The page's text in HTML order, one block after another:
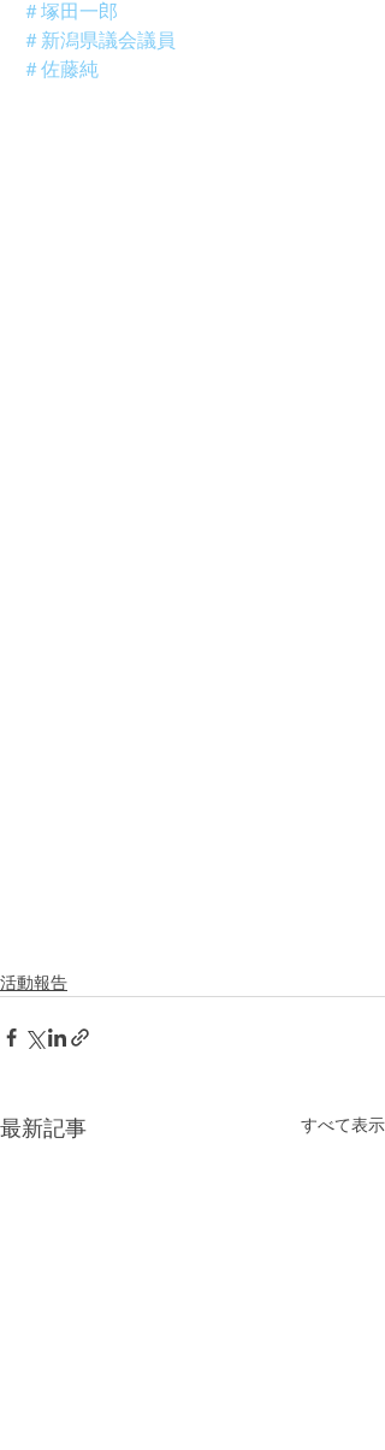
＃塚田一郎
＃新潟県議会議員
＃佐藤純
活動報告
最新記事 すべて表示